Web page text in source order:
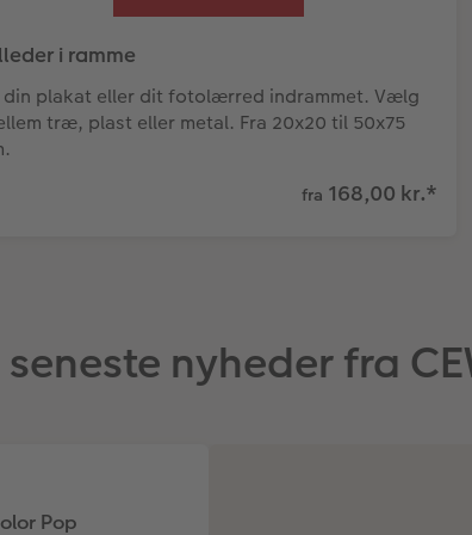
i ramme
din plakat eller dit fotolærred indrammet. Vælg
træ, plast eller metal. Fra 20x20 til 50x75
fra 168,00 kr.*
nyheder fra
Pop